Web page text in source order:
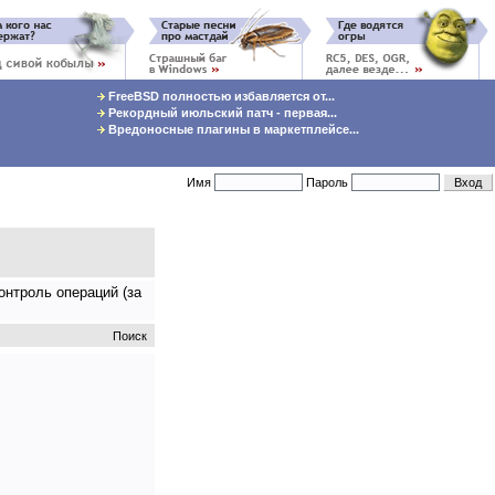
FreeBSD полностью избавляется от...
Рекордный июльский патч - первая...
Вредоносные плагины в маркетплейсе...
Имя Пароль
операций (за
Поиск